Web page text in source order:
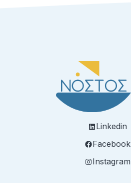
Linkedin
Facebook
Instagram